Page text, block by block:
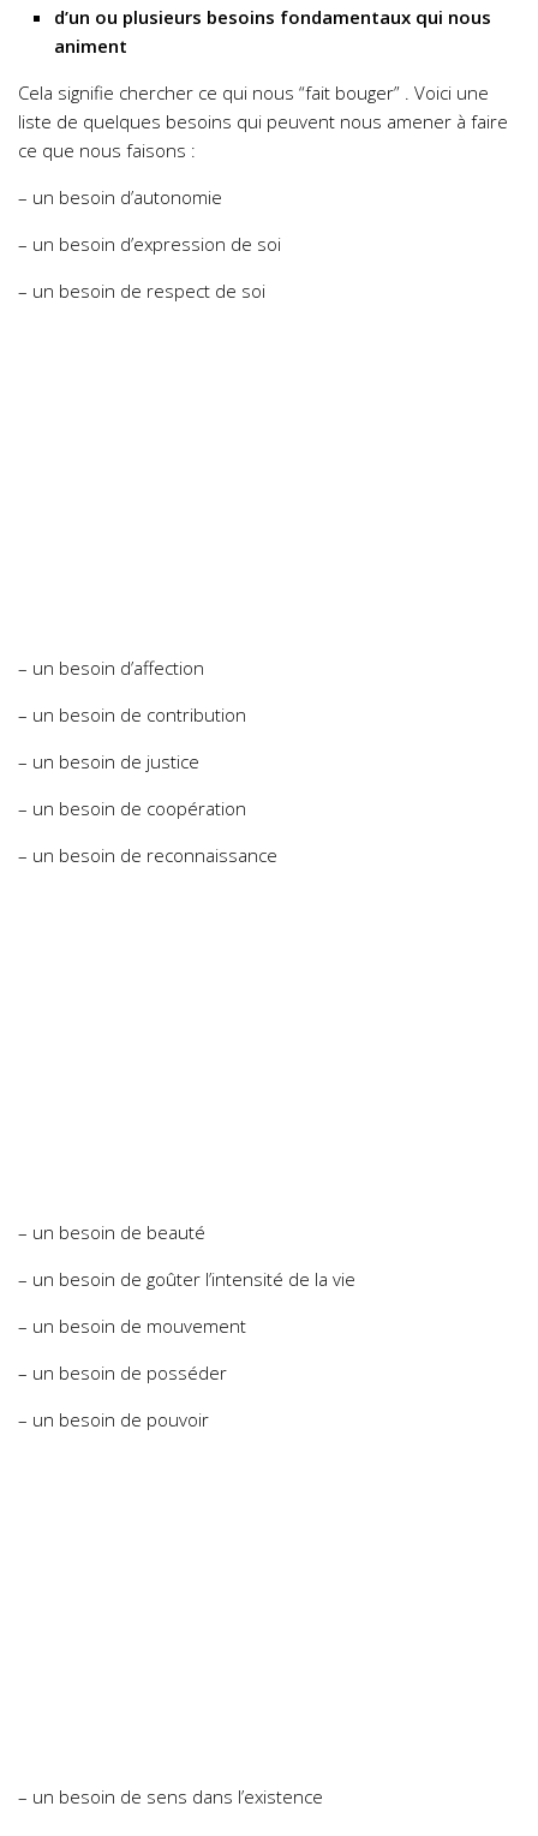
d’un ou plusieurs besoins fondamentaux qui nous
animent
Cela signifie chercher ce qui nous “fait bouger” . Voici une
liste de quelques besoins qui peuvent nous amener à faire
ce que nous faisons :
– un besoin d’autonomie
– un besoin d’expression de soi
– un besoin de respect de soi
– un besoin d’affection
– un besoin de contribution
– un besoin de justice
– un besoin de coopération
– un besoin de reconnaissance
– un besoin de beauté
– un besoin de goûter l’intensité de la vie
– un besoin de mouvement
– un besoin de posséder
– un besoin de pouvoir
– un besoin de sens dans l’existence